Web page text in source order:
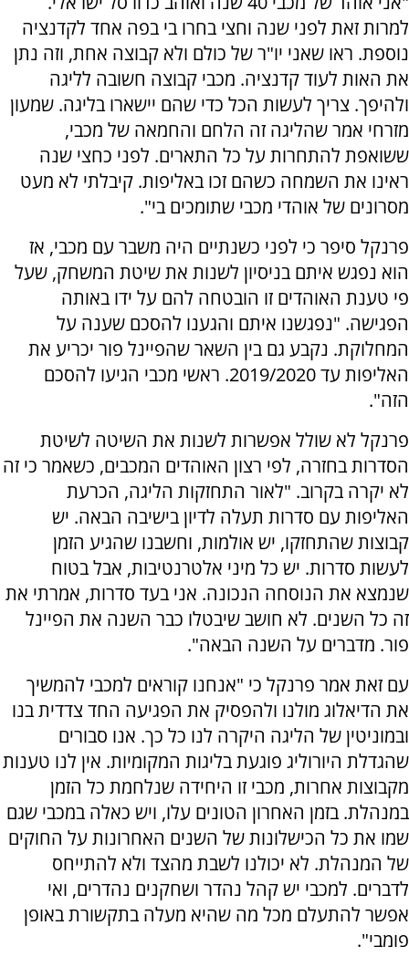
למרות זאת לפני שנה וחצי בחרו בי בפה אחד לקדנציה
נוספת. ראו שאני יו"ר של כולם ולא קבוצה אחת, וזה נתן
את האות לעוד קדנציה. מכבי קבוצה חשובה לליגה
ולהיפך. צריך לעשות הכל כדי שהם יישארו בליגה. שמעון
מזרחי אמר שהליגה זה הלחם והחמאה של מכבי,
ששואפת להתחרות על כל התארים. לפני כחצי שנה
ראינו את השמחה כשהם זכו באליפות. קיבלתי לא מעט
מסרונים של אוהדי מכבי שתומכים בי".
פרנקל סיפר כי לפני כשנתיים היה משבר עם מכבי, אז
הוא נפגש איתם בניסיון לשנות את שיטת המשחק, שעל
פי טענת האוהדים זו הובטחה להם על ידו באותה
הפגישה. "נפגשנו איתם והגענו להסכם שענה על
המחלוקת. נקבע גם בין השאר שהפיינל פור יכריע את
האליפות עד 2019/2020. ראשי מכבי הגיעו להסכם
הזה".
פרנקל לא שולל אפשרות לשנות את השיטה לשיטת
הסדרות בחזרה, לפי רצון האוהדים המכבים, כשאמר כי זה
לא יקרה בקרוב. "לאור התחזקות הליגה, הכרעת
האליפות עם סדרות תעלה לדיון בישיבה הבאה. יש
קבוצות שהתחזקו, יש אולמות, וחשבנו שהגיע הזמן
לעשות סדרות. יש כל מיני אלטרנטיבות, אבל בטוח
שנמצא את הנוסחה הנכונה. אני בעד סדרות, אמרתי את
זה כל השנים. לא חושב שיבטלו כבר השנה את הפיינל
פור. מדברים על השנה הבאה".
עם זאת אמר פרנקל כי "אנחנו קוראים למכבי להמשיך
את הדיאלוג מולנו ולהפסיק את הפגיעה החד צדדית בנו
ובמוניטין של הליגה היקרה לנו כל כך. אנו סבורים
שהגדלת היורוליג פוגעת בליגות המקומיות. אין לנו טענות
מקבוצות אחרות, מכבי זו היחידה שנלחמת כל הזמן
במנהלת. בזמן האחרון הטונים עלו, ויש כאלה במכבי שגם
שמו את כל הכישלונות של השנים האחרונות על החוקים
של המנהלת. לא יכולנו לשבת מהצד ולא להתייחס
לדברים. למכבי יש קהל נהדר ושחקנים נהדרים, ואי
אפשר להתעלם מכל מה שהיא מעלה בתקשורת באופן
פומבי".